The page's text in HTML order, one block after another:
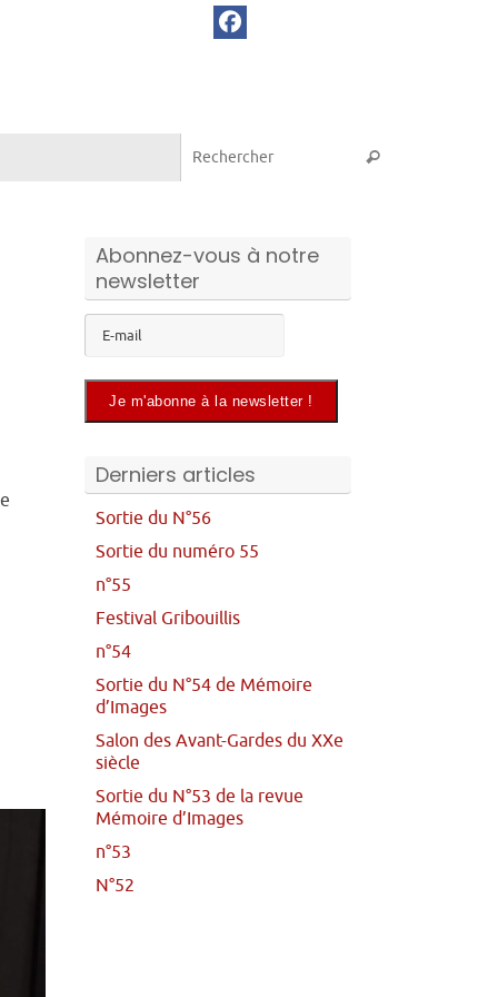
Rechercher
Abonnez-vous à notre
newsletter
Derniers articles
Sortie du N°56
Sortie du numéro 55
n°55
Festival Gribouillis
n°54
Sortie du N°54 de Mémoire
d’Images
Salon des Avant-Gardes du XXe
siècle
Sortie du N°53 de la revue
Mémoire d’Images
n°53
N°52